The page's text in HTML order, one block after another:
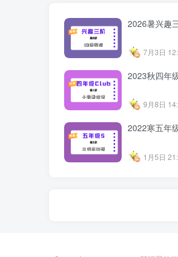
2026暑兴趣
7月3日
2023秋四年
9月8日
2022寒五年
1月5日